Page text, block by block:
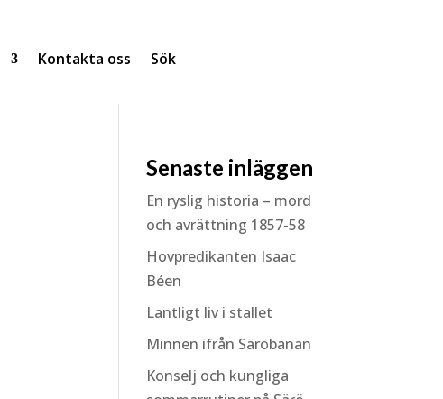
Kontakta oss Sök
Senaste inläggen
En ryslig historia – mord
och avrättning 1857-58
Hovpredikanten Isaac
Béen
Lantligt liv i stallet
Minnen ifrån Säröbanan
Konselj och kungliga